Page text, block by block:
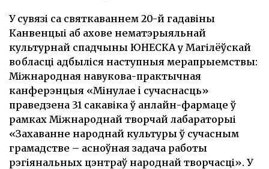
У сувязі са святкаваннем 20-й гадавіны
Канвенцыі аб ахове нематэрыяльнай
культурнай спадчыны ЮНЕСКА у Магілёўскай
вобласці адбыліся наступныя мерапрыемствы:
Міжнародная навукова-практычная
канферэнцыя «Мінулае i сучаснасць»
праведзена 31 сакавіка ў анлайн-фармаце ў
рамках Міжнароднай творчай лабараторыі
«Захаванне народнай культуры ў сучасным
грамадстве – асноўная задача работы
рэгіянальных цэнтраў народнай творчасці». У